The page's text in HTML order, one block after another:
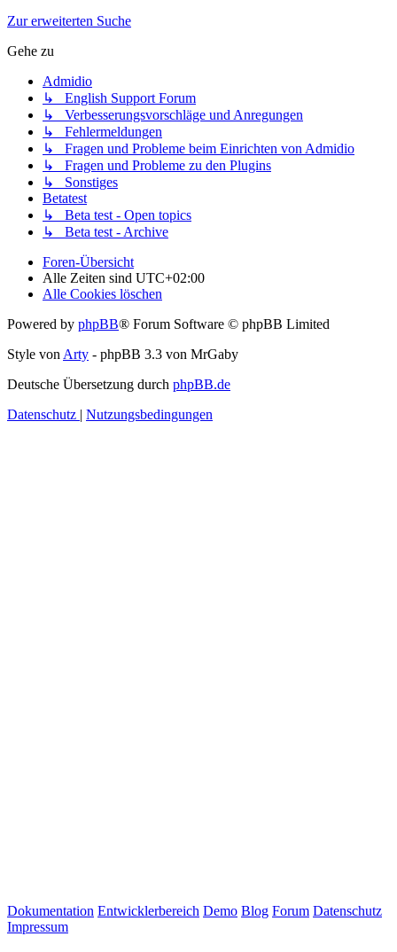
Zur erweiterten Suche
Gehe zu
Admidio
↳ English Support Forum
↳ Verbesserungsvorschläge und Anregungen
↳ Fehlermeldungen
↳ Fragen und Probleme beim Einrichten von Admidio
↳ Fragen und Probleme zu den Plugins
↳ Sonstiges
Betatest
↳ Beta test - Open topics
↳ Beta test - Archive
Foren-Übersicht
Alle Zeiten sind UTC+02:00
Alle Cookies löschen
Powered by phpBB® Forum Software © phpBB Limited
Style vonArty - phpBB 3.3 von MrGaby
Deutsche Übersetzung durch phpBB.de
Datenschutz | Nutzungsbedingungen
Dokumentation Entwicklerbereich Demo Blog Forum Datenschutz
Impressum